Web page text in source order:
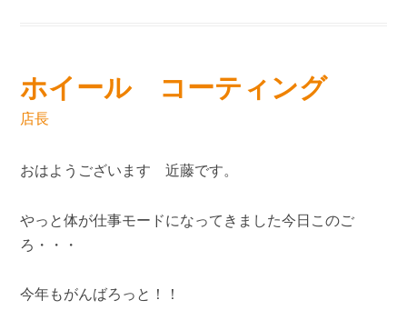
ホイール コーティング
店長
おはようございます 近藤です。
やっと体が仕事モードになってきました今日このご
ろ・・・
今年もがんばろっと！！